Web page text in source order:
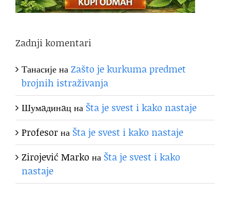
Zadnji komentari
ТанасијенаZašto je kurkuma predmet
brojnih istraživanja
Шумaдинaцна Šta je svest i kako nastaje
Profesorна Šta je svest i kako nastaje
Zirojević Marko на Šta je svest i kako
nastaje